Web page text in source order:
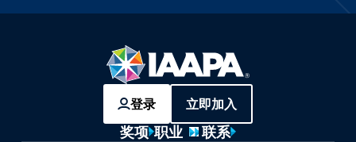
登录 立即加入
奖项 职业
联系